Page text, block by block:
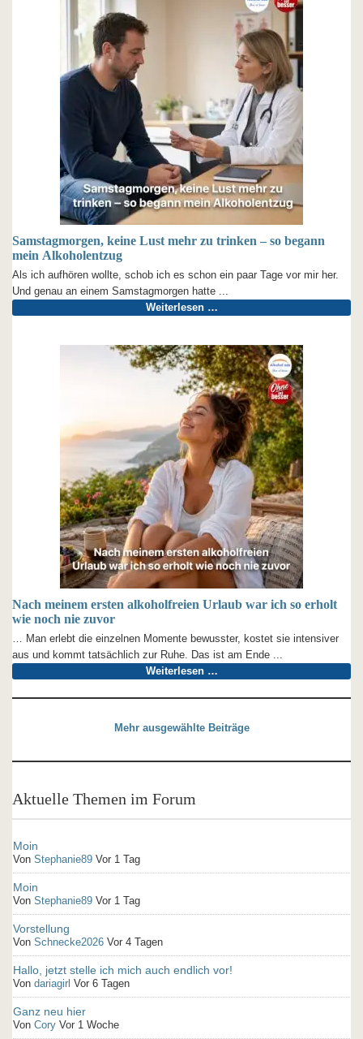
Samstagmorgen, keine Lust mehr zu trinken – so begann
mein Alkoholentzug
Als ich aufhören wollte, schob ich es schon ein paar Tage vor mir her.
Und genau an einem Samstagmorgen hatte ...
Weiterlesen …
Nach meinem ersten alkoholfreien Urlaub war ich so erholt
wie noch nie zuvor
… Man erlebt die einzelnen Momente bewusster, kostet sie intensiver
aus und kommt tatsächlich zur Ruhe. Das ist am Ende ...
Weiterlesen …
Mehr ausgewählte Beiträge
Aktuelle Themen im Forum
Moin
Von Stephanie89 Vor 1 Tag
Moin
Von Stephanie89 Vor 1 Tag
Vorstellung
Von Schnecke2026 Vor 4 Tagen
Hallo, jetzt stelle ich mich auch endlich vor!
Von dariagirl Vor 6 Tagen
Ganz neu hier
Von Cory Vor 1 Woche